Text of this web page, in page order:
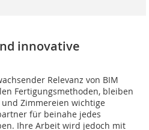
innovative
Relevanz von BIM
Fertigungsmethoden, bleiben
und Zimmereien wichtige
für beinahe jedes
Ihre Arbeit wird jedoch mit